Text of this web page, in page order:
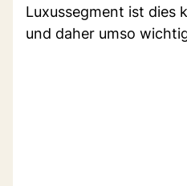
Luxussegment ist dies
und daher umso